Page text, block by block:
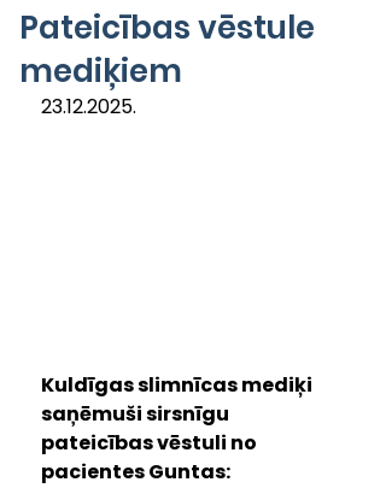
Pateicības vēstule
mediķiem
23.12.2025.
Kuldīgas slimnīcas mediķi
saņēmuši sirsnīgu
pateicības vēstuli no
pacientes Guntas: